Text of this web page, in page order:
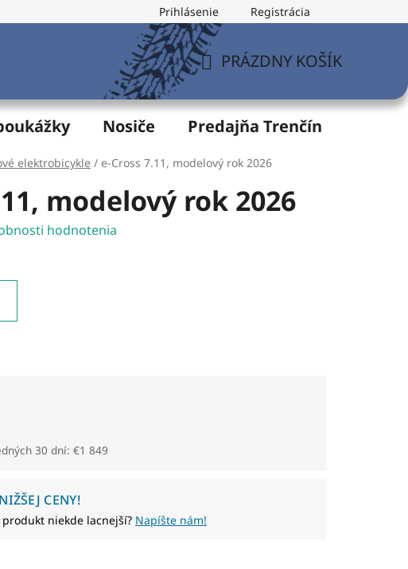
Formulár na odstúpenie od zmluvy
Prihlásenie Registrácia
KOŠÍK
PRÁZDNY KOŠÍK
Nosiče Predajňa Trenčín
elektrobicykle / e-Cross 7.11, modelový rok 2026
modelový rok 2026
hodnotenia
30 dní: €1 849
CENY!
niekde lacnejší? Napíšte nám!